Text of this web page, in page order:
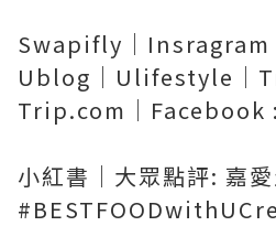
Swapifly｜Insragram
Ublog｜Ulifestyle｜
Trip.com｜
小紅書｜大眾點評: 嘉